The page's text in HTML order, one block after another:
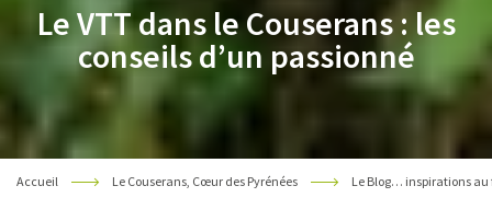
Le VTT dans le Couserans : les
conseils d’un passionné
Accueil Le Couserans, Cœur des Pyrénées Le Blog… inspirations au